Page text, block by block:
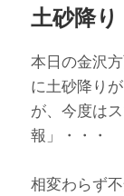
土砂降り
本日の金沢
に土砂降り
が、今度は
報」・・・
相変わらず